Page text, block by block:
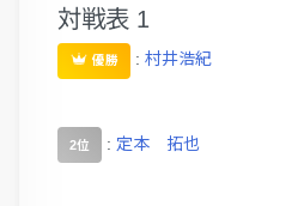
対戦表 1
優勝 : 村井浩紀
2位 : 定本 拓也